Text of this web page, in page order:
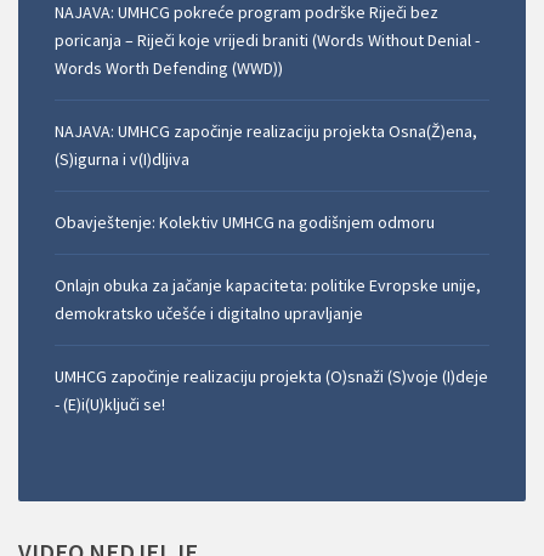
NAJAVA: UMHCG pokreće program podrške Riječi bez
poricanja – Riječi koje vrijedi braniti (Words Without Denial -
Words Worth Defending (WWD))
NAJAVA: UMHCG započinje realizaciju projekta Osna(Ž)ena,
(S)igurna i v(I)dljiva
Obavještenje: Kolektiv UMHCG na godišnjem odmoru
Onlajn obuka za jačanje kapaciteta: politike Evropske unije,
demokratsko učešće i digitalno upravljanje
UMHCG započinje realizaciju projekta (O)snaži (S)voje (I)deje
- (E)i(U)ključi se!